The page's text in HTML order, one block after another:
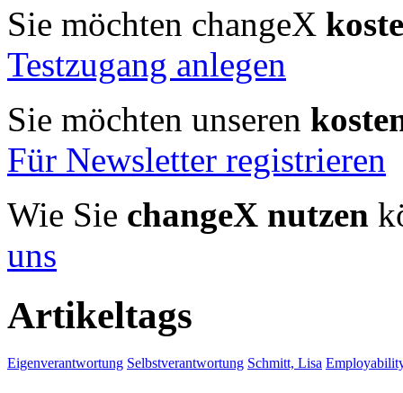
Sie möchten changeX
Testzugang anlegen
Sie möchten unseren
Für Newsletter registrieren
Wie Sie changeX nutzen
uns
Artikeltags
Eigenverantwortung Selbstverantwortung Schmitt, Lisa